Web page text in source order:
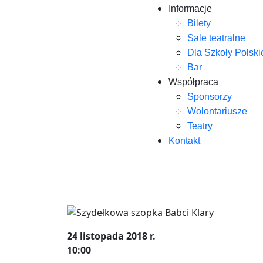
Informacje
Bilety
Sale teatralne
Dla Szkoły
Bar
Współpraca
Sponsorzy
Wolontariusze
Teatry
Kontakt
24 listopada 2018 r.
10:00